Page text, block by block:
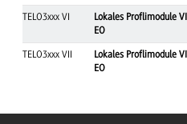
TELO3xxx VI
Lokales Proflimodule VI
EO
TELO3xxx VII
Lokales Proflimodule VII
EO